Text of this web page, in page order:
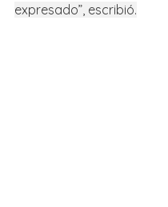
expresado”, escribió.